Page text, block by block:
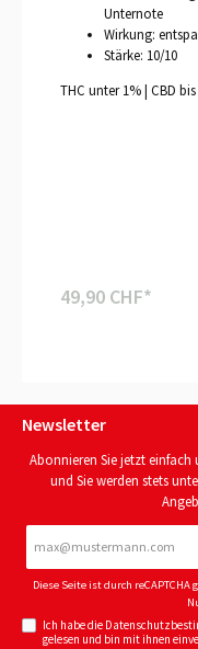
Unternote
Wirkung:
Stärke: 10/10
THC unter 1% | CBD
49,90 CHF*
Newsletter
Abonnieren Sie jetzt einfach
und Sie werden stets
Diese Seite ist durch
Ich habe die
gelesen und bin mit ihnen